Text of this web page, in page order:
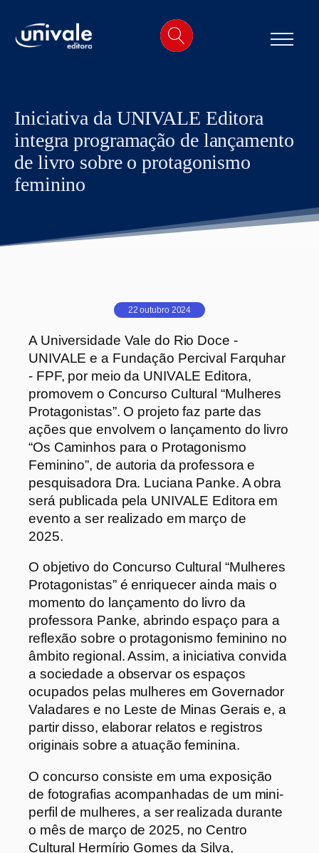
Iniciativa da UNIVALE Editora
integra programação de lançamento
de livro sobre o protagonismo
feminino
22 outubro 2024
A Universidade Vale do Rio Doce -
UNIVALE e a Fundação Percival Farquhar
- FPF, por meio da UNIVALE Editora,
promovem o Concurso Cultural “Mulheres
Protagonistas”. O projeto faz parte das
ações que envolvem o lançamento do livro
“Os Caminhos para o Protagonismo
Feminino”, de autoria da professora e
pesquisadora Dra. Luciana Panke. A obra
será publicada pela UNIVALE Editora em
evento a ser realizado em março de
2025.
O objetivo do Concurso Cultural “Mulheres
Protagonistas” é enriquecer ainda mais o
momento do lançamento do livro da
professora Panke, abrindo espaço para a
reflexão sobre o protagonismo feminino no
âmbito regional. Assim, a iniciativa convida
a sociedade a observar os espaços
ocupados pelas mulheres em Governador
Valadares e no Leste de Minas Gerais e, a
partir disso, elaborar relatos e registros
originais sobre a atuação feminina.
O concurso consiste em uma exposição
de fotografias acompanhadas de um mini-
perfil de mulheres, a ser realizada durante
o mês de março de 2025, no Centro
Cultural Hermírio Gomes da Silva,